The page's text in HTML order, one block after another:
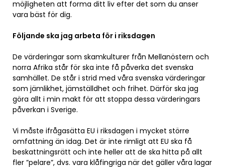
möjligheten att forma ditt liv efter det som du anser
vara bäst för dig.
Följande ska jag arbeta för i riksdagen
De värderingar som skamkulturer från Mellanöstern och
norra Afrika står för ska inte få påverka det svenska
samhället. De står i strid med våra svenska värderingar
som jämlikhet, jämställdhet och frihet. Därför ska jag
göra allt i min makt för att stoppa dessa värderingars
påverkan i Sverige.
Vi måste ifrågasätta EU i riksdagen i mycket större
omfattning än idag. Det är inte rimligt att EU ska få
beskattningsrätt och inte heller att de ska hitta på allt
fler ”pelare”, dvs. vara klåfingriga när det gäller våra lagar